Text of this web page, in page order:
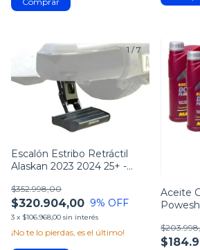
1 /7
Escalón Estribo Retráctil
Alaskan 2023 2024 25+ -
$320.904,00
$352.998,00
9% OFF
3 x $106.968,00 sin interés
¡No te lo pierdas, es el último!
Aceite